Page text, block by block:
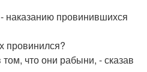
провинившихся
провинился?
что они рабыни, - сказав